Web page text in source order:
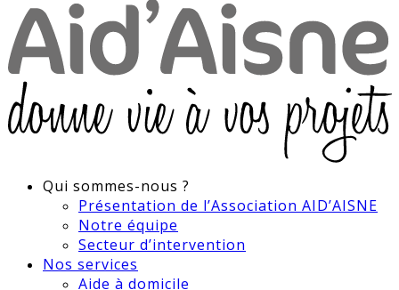
Qui sommes-nous ?
Présentation de l’Association AID’AISNE
Notre équipe
Secteur d’intervention
Nos services
Aide à domicile